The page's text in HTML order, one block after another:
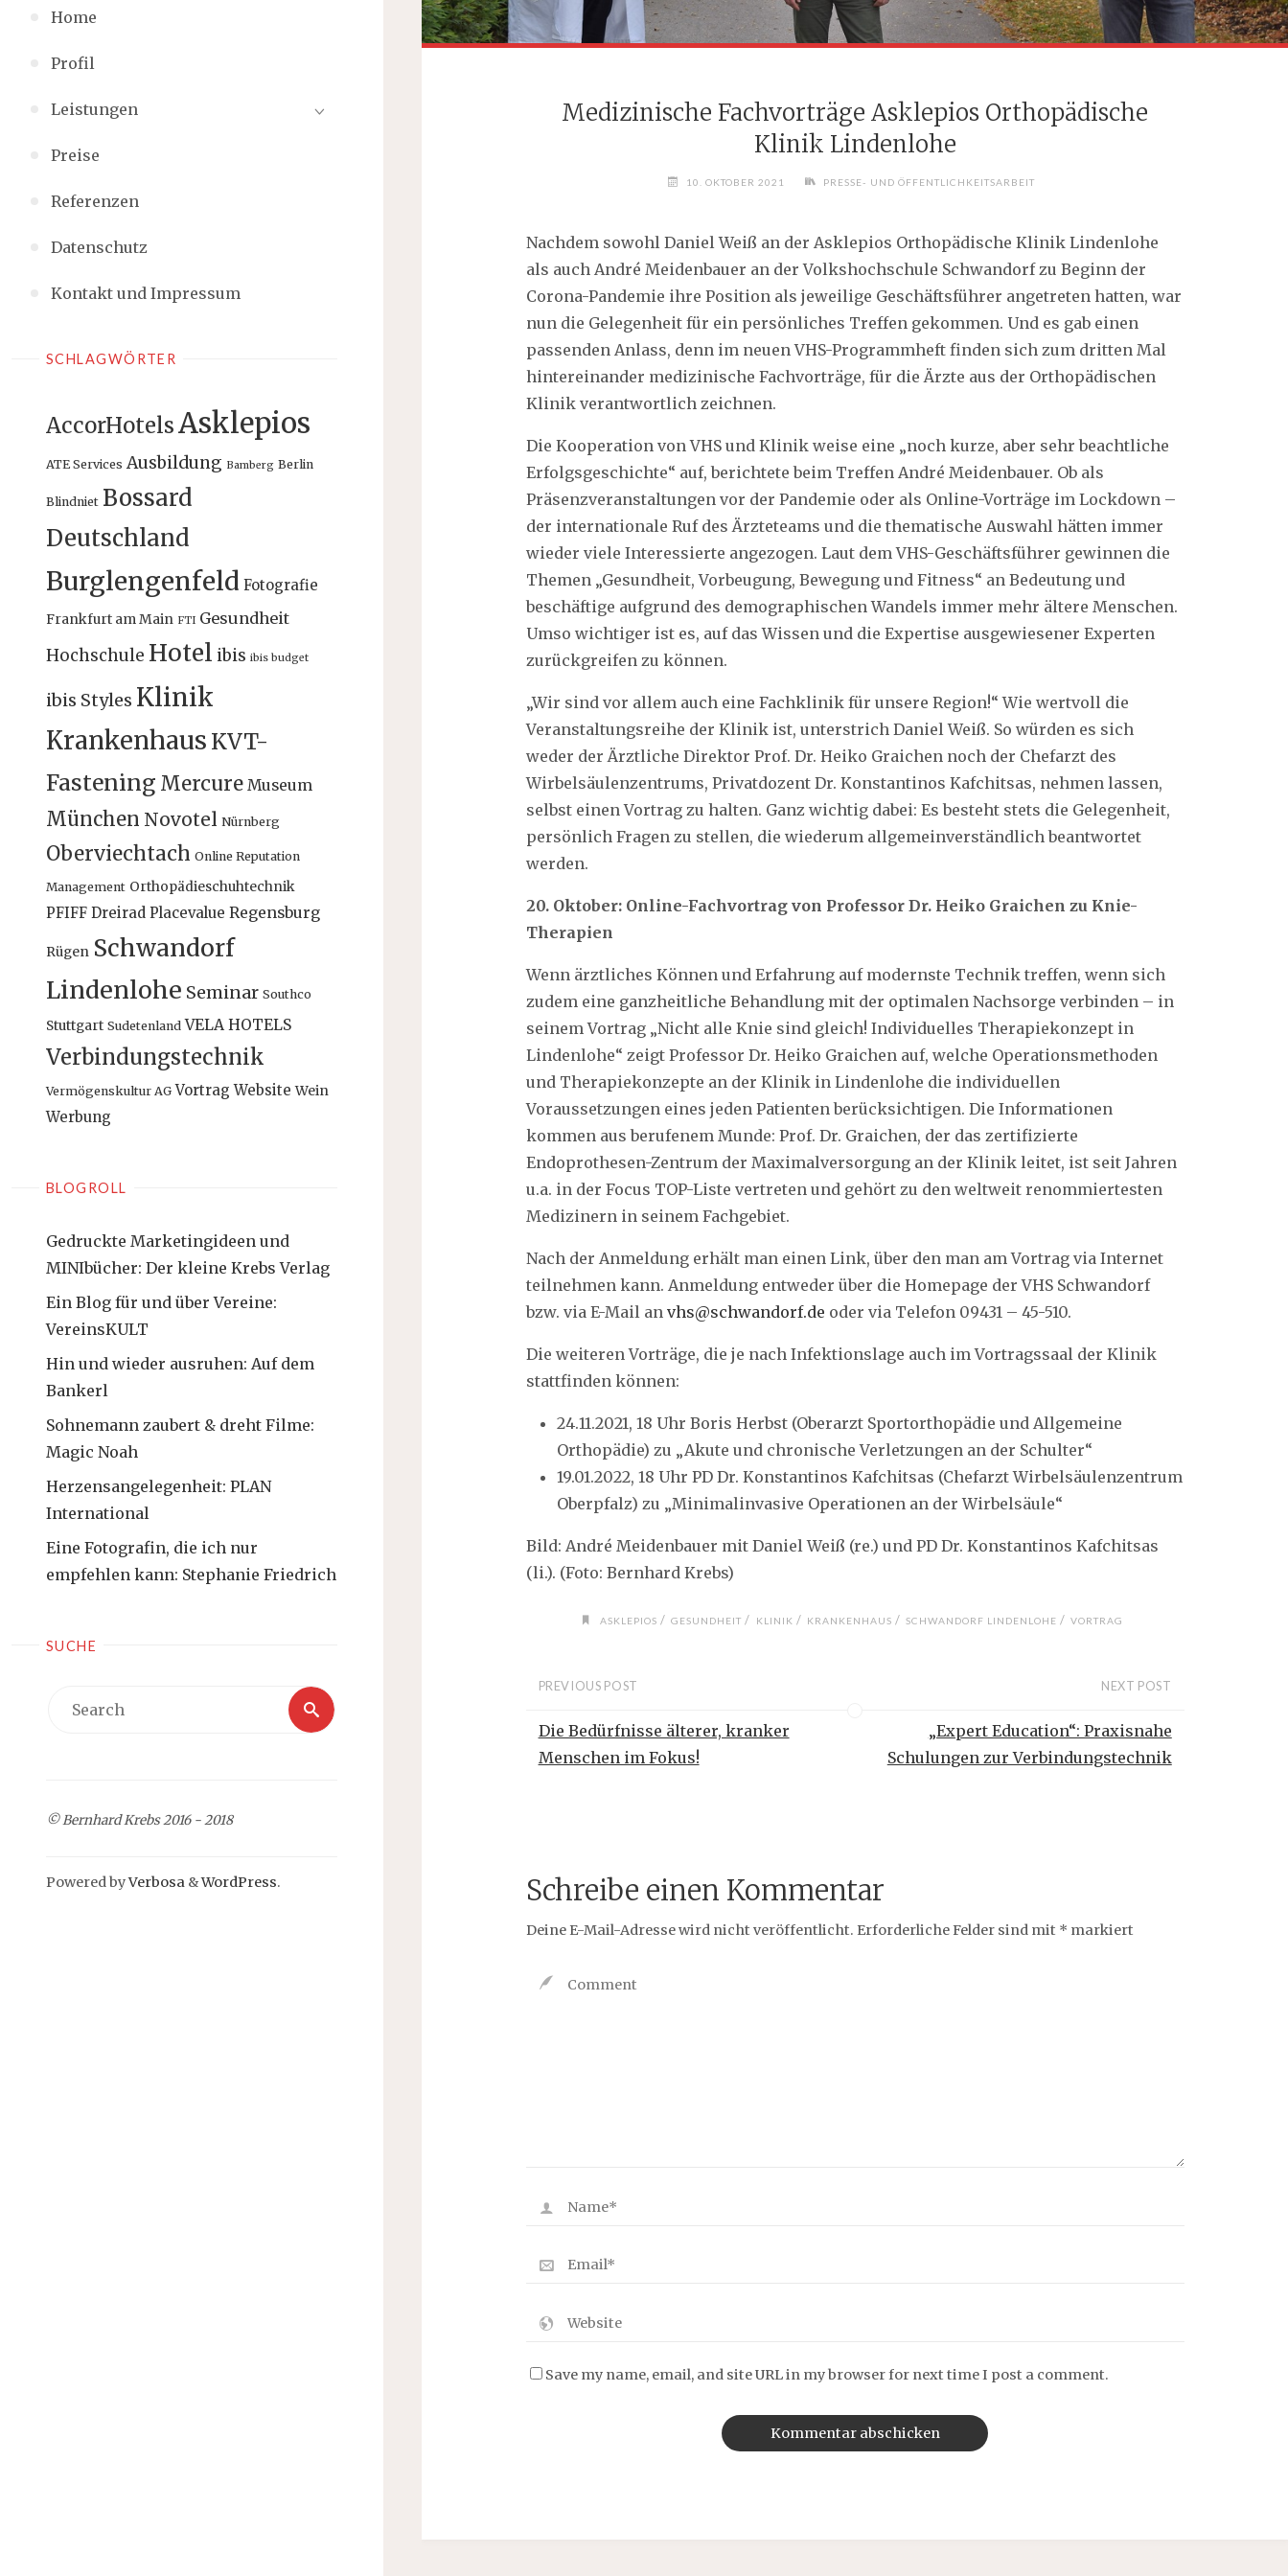
Home
Profil
Leistungen
Preise
Referenzen
Datenschutz
Kontakt und Impressum
SCHLAGWÖRTER
AccorHotelsAsklepios
ATE Services Ausbildung Bamberg Berlin
Blindniet Bossard
Deutschland
Burglengenfeld Fotografie
Frankfurt am Main FTI Gesundheit
Hochschule Hotel ibis ibis budget
ibis Styles Klinik
Krankenhaus KVT-
Fastening Mercure Museum
München Novotel Nürnberg
Oberviechtach Online Reputation
Management Orthopädieschuhtechnik
PFIFF Dreirad Placevalue Regensburg
Rügen Schwandorf
Lindenlohe Seminar Southco
Stuttgart Sudetenland VELA HOTELS
Verbindungstechnik
Vermögenskultur AG Vortrag Website Wein
Werbung
BLOGROLL
Gedruckte Marketingideen und
MINIbücher: Der kleine Krebs Verlag
Ein Blog für und über Vereine:
VereinsKULT
Hin und wieder ausruhen: Auf dem
Bankerl
Sohnemann zaubert & dreht Filme:
Magic Noah
Herzensangelegenheit: PLAN
International
Eine Fotografin, die ich nur
empfehlen kann: Stephanie Friedrich
SUCHE
Search
© Bernhard Krebs 2016 - 2018
Powered byVerbosa &WordPress.
Medizinische Fachvorträge Asklepios Orthopädische
Klinik Lindenlohe
10. OKTOBER 2021 PRESSE- UND ÖFFENTLICHKEITSARBEIT
Nachdem sowohl Daniel Weiß an der Asklepios Orthopädische Klinik Lindenlohe
als auch André Meidenbauer an der Volkshochschule Schwandorf zu Beginn der
Corona-Pandemie ihre Position als jeweilige Geschäftsführer angetreten hatten, war
nun die Gelegenheit für ein persönliches Treffen gekommen. Und es gab einen
passenden Anlass, denn im neuen VHS-Programmheft finden sich zum dritten Mal
hintereinander medizinische Fachvorträge, für die Ärzte aus der Orthopädischen
Klinik verantwortlich zeichnen.
Die Kooperation von VHS und Klinik weise eine „noch kurze, aber sehr beachtliche
Erfolgsgeschichte“ auf, berichtete beim Treffen André Meidenbauer. Ob als
Präsenzveranstaltungen vor der Pandemie oder als Online-Vorträge im Lockdown –
der internationale Ruf des Ärzteteams und die thematische Auswahl hätten immer
wieder viele Interessierte angezogen. Laut dem VHS-Geschäftsführer gewinnen die
Themen „Gesundheit, Vorbeugung, Bewegung und Fitness“ an Bedeutung und
beschäftige aufgrund des demographischen Wandels immer mehr ältere Menschen.
Umso wichtiger ist es, auf das Wissen und die Expertise ausgewiesener Experten
zurückgreifen zu können.
„Wir sind vor allem auch eine Fachklinik für unsere Region!“ Wie wertvoll die
Veranstaltungsreihe der Klinik ist, unterstrich Daniel Weiß. So würden es sich
weder der Ärztliche Direktor Prof. Dr. Heiko Graichen noch der Chefarzt des
Wirbelsäulenzentrums, Privatdozent Dr. Konstantinos Kafchitsas, nehmen lassen,
selbst einen Vortrag zu halten. Ganz wichtig dabei: Es besteht stets die Gelegenheit,
persönlich Fragen zu stellen, die wiederum allgemeinverständlich beantwortet
werden.
20. Oktober: Online-Fachvortrag von Professor Dr. Heiko Graichen zu Knie-
Therapien
Wenn ärztliches Können und Erfahrung auf modernste Technik treffen, wenn sich
zudem eine ganzheitliche Behandlung mit der optimalen Nachsorge verbinden – in
seinem Vortrag „Nicht alle Knie sind gleich! Individuelles Therapiekonzept in
Lindenlohe“ zeigt Professor Dr. Heiko Graichen auf, welche Operationsmethoden
und Therapiekonzepte an der Klinik in Lindenlohe die individuellen
Voraussetzungen eines jeden Patienten berücksichtigen. Die Informationen
kommen aus berufenem Munde: Prof. Dr. Graichen, der das zertifizierte
Endoprothesen-Zentrum der Maximalversorgung an der Klinik leitet, ist seit Jahren
u.a. in der Focus TOP-Liste vertreten und gehört zu den weltweit renommiertesten
Medizinern in seinem Fachgebiet.
Nach der Anmeldung erhält man einen Link, über den man am Vortrag via Internet
teilnehmen kann. Anmeldung entweder über die Homepage der VHS Schwandorf
bzw. via E-Mail an vhs@schwandorf.de oder via Telefon 09431 – 45-510.
Die weiteren Vorträge, die je nach Infektionslage auch im Vortragssaal der Klinik
stattfinden können:
24.11.2021, 18 Uhr Boris Herbst (Oberarzt Sportorthopädie und Allgemeine
Orthopädie) zu „Akute und chronische Verletzungen an der Schulter“
19.01.2022, 18 Uhr PD Dr. Konstantinos Kafchitsas (Chefarzt Wirbelsäulenzentrum
Oberpfalz) zu „Minimalinvasive Operationen an der Wirbelsäule“
Bild: André Meidenbauer mit Daniel Weiß (re.) und PD Dr. Konstantinos Kafchitsas
(li.). (Foto: Bernhard Krebs)
ASKLEPIOS / GESUNDHEIT / KLINIK / KRANKENHAUS / SCHWANDORF LINDENLOHE / VORTRAG
PREVIOUS POST
Die Bedürfnisse älterer, kranker
Menschen im Fokus!
NEXT POST
„Expert Education“: Praxisnahe
Schulungen zur Verbindungstechnik
Schreibe einen Kommentar
Deine E-Mail-Adresse wird nicht veröffentlicht. Erforderliche Felder sind mit * markiert
Save my name, email, and site URL in my browser for next time I post a comment.